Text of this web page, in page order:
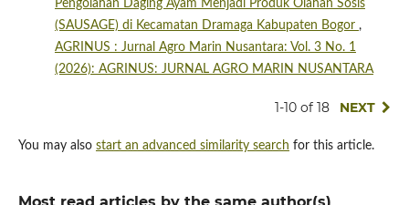
Pengolahan Daging Ayam Menjadi Produk Olahan Sosis
(SAUSAGE) di Kecamatan Dramaga Kabupaten Bogor ,
AGRINUS : Jurnal Agro Marin Nusantara: Vol. 3 No. 1
(2026): AGRINUS: JURNAL AGRO MARIN NUSANTARA
1-10 of 18 NEXT
You may also start an advanced similarity search for this article.